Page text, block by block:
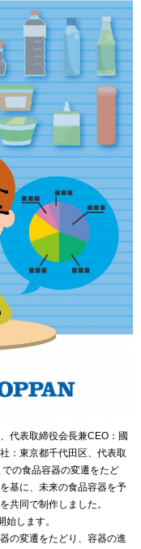
代表取締役会長兼CEO：國
：東京都千代田区、代表取
の食品容器の変遷をたど
基に、未来の食品容器を予
共同で制作しました。
します。
の変遷をたどり、容器の進